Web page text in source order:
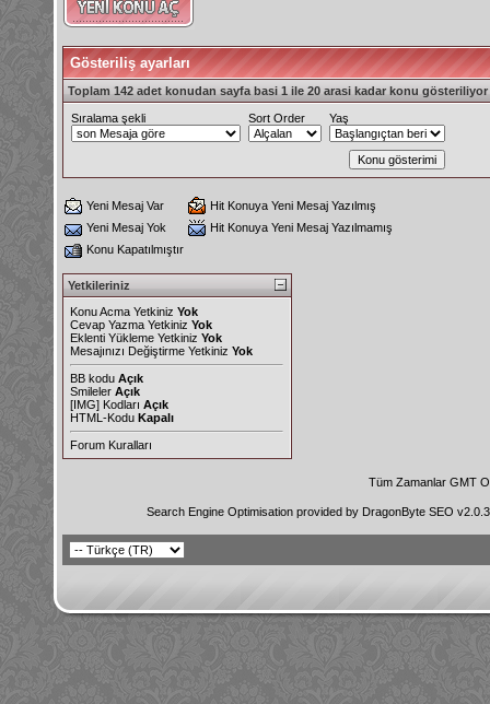
Gösteriliş ayarları
Toplam 142 adet konudan sayfa basi 1 ile 20 arasi kadar konu gösteriliyor
Sıralama şekli Sort Order Yaş
Yeni Mesaj Var
Hit Konuya Yeni Mesaj Yazılmış
Yeni Mesaj Yok
Hit Konuya Yeni Mesaj Yazılmamış
Konu Kapatılmıştır
Yetkileriniz
Konu Acma Yetkiniz Yok
Cevap Yazma Yetkiniz Yok
Eklenti Yükleme Yetkiniz Yok
Mesajınızı Değiştirme Yetkiniz Yok
BB kodu Açık
Smileler Açık
[IMG] Kodları Açık
HTML-Kodu Kapalı
Forum Kuralları
Tüm Zamanlar GMT
Search Engine Optimisation provided by DragonByte SEO